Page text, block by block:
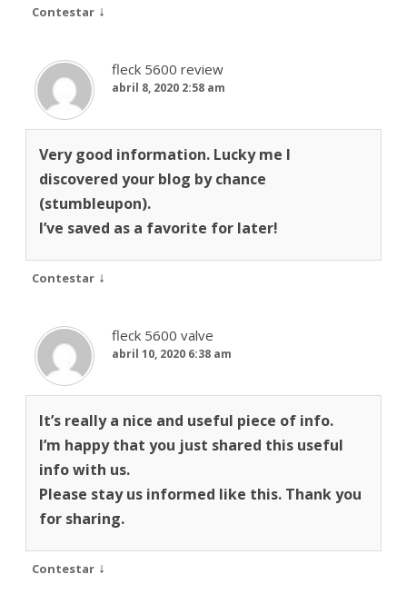
Contestar ↓
fleck 5600 review
abril 8, 2020 2:58 am
Very good information. Lucky me I
discovered your blog by chance
(stumbleupon).
I’ve saved as a favorite for later!
Contestar ↓
fleck 5600 valve
abril 10, 2020 6:38 am
It’s really a nice and useful piece of info.
I’m happy that you just shared this useful
info with us.
Please stay us informed like this. Thank you
for sharing.
Contestar ↓